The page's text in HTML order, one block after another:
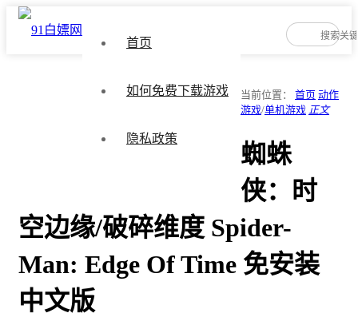
首页
如何免费下载游戏
隐私政策
当前位置： 首页 动作
游戏/单机游戏 正文
蜘蛛
侠：时
空边缘/破碎维度 Spider-
Man: Edge Of Time 免安装
中文版